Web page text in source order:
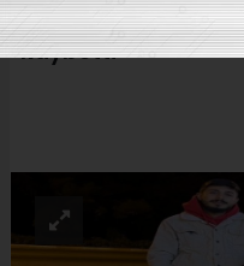
Motosiklet tutkunu
kaybetti